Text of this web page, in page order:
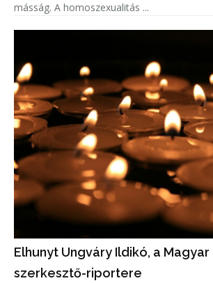
másság. A homoszexualitás ...
Elhunyt Ungváry Ildikó, a
szerkesztő-riportere